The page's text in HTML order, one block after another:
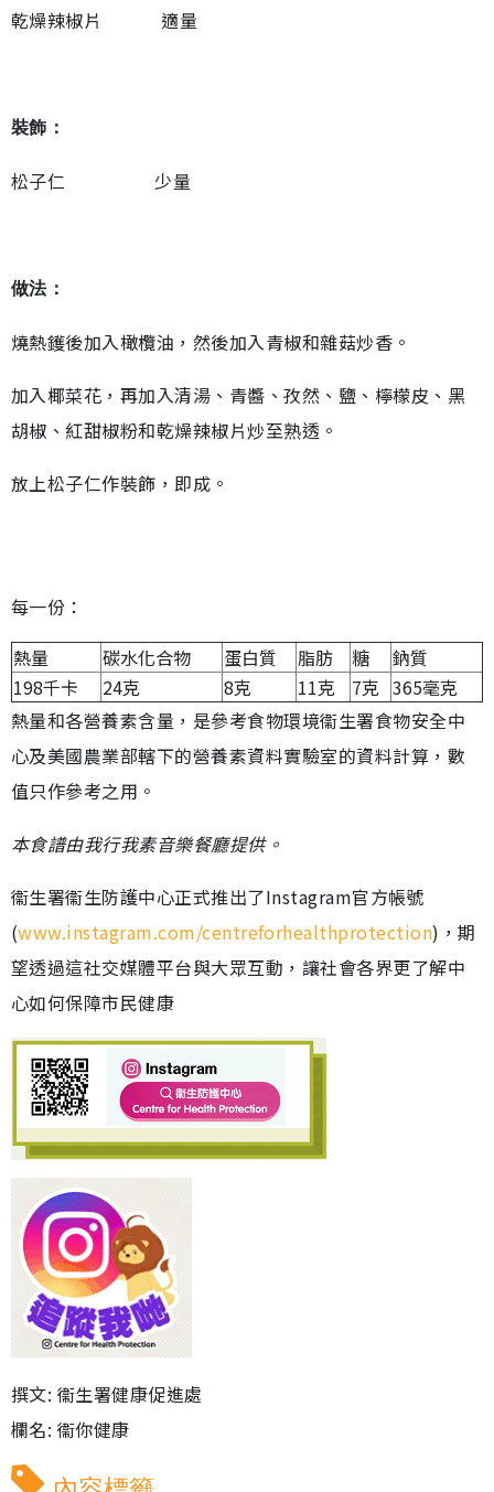
乾燥辣椒片 適量
裝飾：
松子仁 少量
做法：
燒熱鑊後加入橄欖油，然後加入青椒和雜菇炒香。
加入椰菜花，再加入清湯、青醬、孜然、鹽、檸檬皮、黑
胡椒、紅甜椒粉和乾燥辣椒片炒至熟透。
放上松子仁作裝飾，即成。
每一份：
熱量
碳水化合物 蛋白質 脂肪 糖
鈉質
198千卡
24克 8克 11克 7克 365毫克
熱量和各營養素含量，是參考食物環境衞生署食物安全中
心及美國農業部轄下的營養素資料實驗室的資料計算，數
值只作參考之用。
本食譜由我行我素音樂餐廳提供。
衞生署衞生防護中心正式推出了Instagram官方帳號
(www.instagram.com/centreforhealthprotection)，期
望透過這社交媒體平台與大眾互動，讓社會各界更了解中
心如何保障市民健康
撰文: 衞生署健康促進處
欄名: 衞你健康